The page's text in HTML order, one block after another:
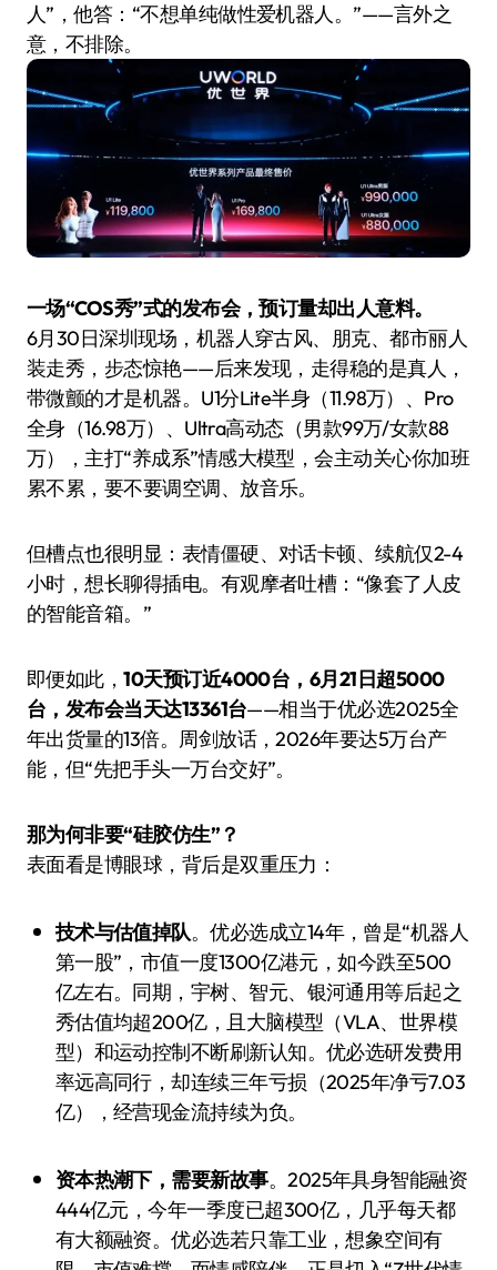
人”，他答：“不想单纯做性爱机器人。”——言外之
意，不排除。
一场“COS秀”式的发布会，预订量却出人意料。
6月30日深圳现场，机器人穿古风、朋克、都市丽人
装走秀，步态惊艳——后来发现，走得稳的是真人，
带微颤的才是机器。U1分Lite半身（11.98万）、Pro
全身（16.98万）、Ultra高动态（男款99万/女款88
万），主打“养成系”情感大模型，会主动关心你加班
累不累，要不要调空调、放音乐。
但槽点也很明显：表情僵硬、对话卡顿、续航仅2-4
小时，想长聊得插电。有观摩者吐槽：“像套了人皮
的智能音箱。”
即便如此，10天预订近4000台，6月21日超5000
台，发布会当天达13361台——相当于优必选2025全
年出货量的13倍。周剑放话，2026年要达5万台产
能，但“先把手头一万台交好”。
那为何非要“硅胶仿生”？
表面看是博眼球，背后是双重压力：
技术与估值掉队。优必选成立14年，曾是“机器人
第一股”，市值一度1300亿港元，如今跌至500
亿左右。同期，宇树、智元、银河通用等后起之
秀估值均超200亿，且大脑模型（VLA、世界模
型）和运动控制不断刷新认知。优必选研发费用
率远高同行，却连续三年亏损（2025年净亏7.03
亿），经营现金流持续为负。
资本热潮下，需要新故事。2025年具身智能融资
444亿元，今年一季度已超300亿，几乎每天都
有大额融资。优必选若只靠工业，想象空间有